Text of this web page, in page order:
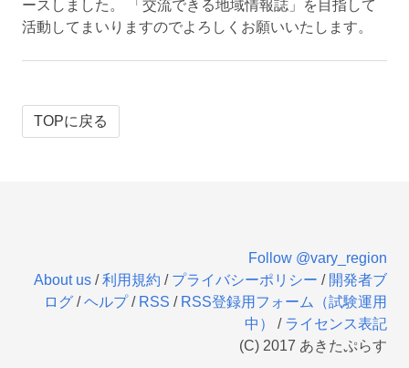
ースしました。 「交流できる地域情報誌」を目指して
活動してまいりますのでよろしくお願いいたします。
TOPに戻る
Follow @vary_region
About us /利用規約 / プライバシーポリシー / 開発者ブ
ログ /ヘルプ/ RSS / RSS登録用フォーム（試験運用
中） / ライセンス表記
(C) 2017 あきたぷらす